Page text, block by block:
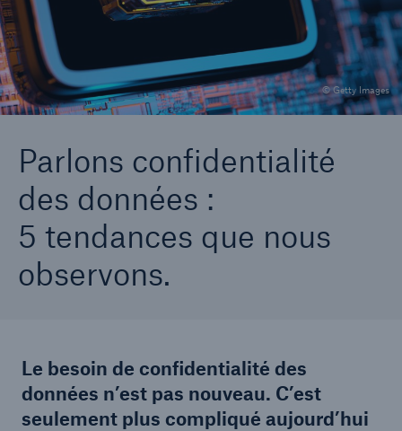
© Getty Images
Parlons confidentialité
des données :
5 tendances que nous
observons.
Le besoin de confidentialité des
données n’est pas nouveau. C’est
seulement plus compliqué aujourd’hui
Carrières
Contactez-nous
Nouvelles